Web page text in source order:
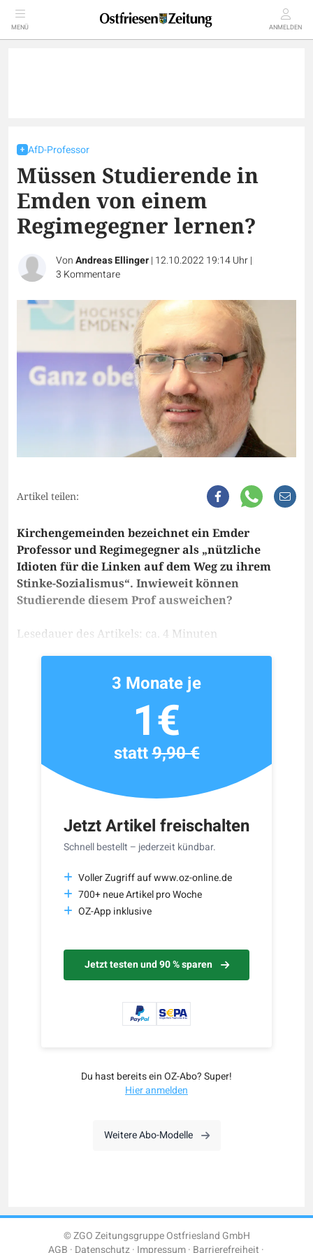
MENÜ ANMELDEN
AfD-Professor
Müssen Studierende in
Emden von einem
Regimegegner lernen?
VonAndreas Ellinger| 12.10.2022 19:14 Uhr|
3 Kommentare
Artikel teilen:
Kirchengemeinden bezeichnet ein Emder
Professor und Regimegegner als „nützliche
Idioten für die Linken auf dem Weg zu ihrem
Stinke-Sozialismus“. Inwieweit können
Studierende diesem Prof ausweichen?
Lesedauer des Artikels: ca. 4 Minuten
Jetzt Artikel freischalten
Schnell bestellt – jederzeit kündbar.
Voller Zugriff auf www.oz-online.de
700+ neue Artikel pro Woche
OZ-App inklusive
Jetzt testen und 90 % sparen
3 Monate je
1€
statt9,90 €
Du hast bereits ein OZ-Abo? Super!
Hier anmelden
Weitere Abo-Modelle
© ZGO Zeitungsgruppe Ostfriesland GmbH
AGB Datenschutz Impressum Barrierefreiheit